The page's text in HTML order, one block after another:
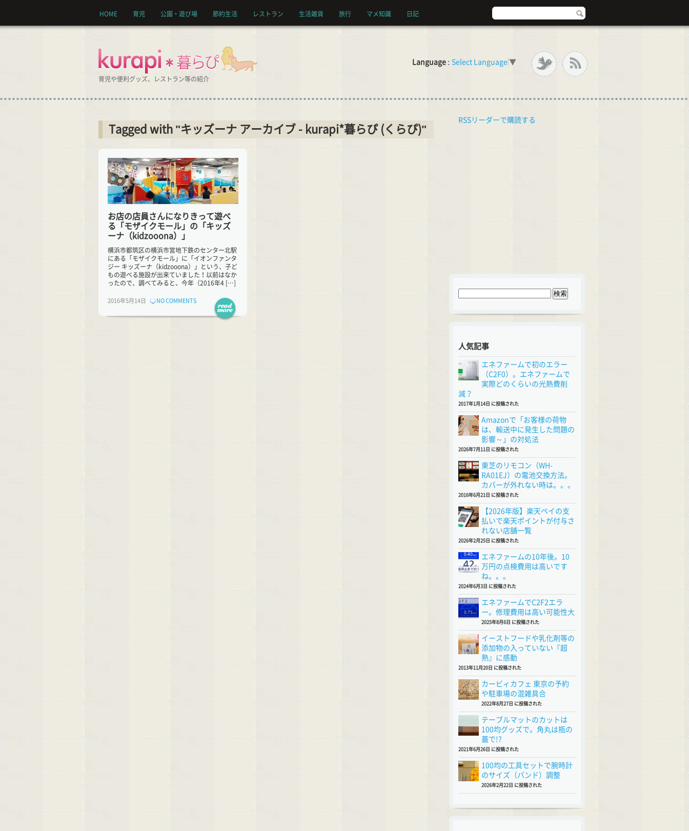
育児や便利グッズ、レストラン等の紹介
HOME 育児 公園・遊び場 節約生活 レストラン 生活雑貨 旅行 マメ知識 日記
Language : Select Language ▼
Tagged with "キッズーナ アーカイブ - kurapi*暮らぴ (くらぴ)"
お店の店員さんになりきって遊べ
る「モザイクモール」の「キッズ
ーナ（kidzooona）」
横浜市都筑区の横浜市営地下鉄のセンター北駅
にある「モザイクモール」に「イオンファンタ
ジー キッズーナ（kidzooona）」という、子ど
もの遊べる施設が出来ていました！以前はなか
ったので、調べてみると、今年（2016年4 […]
2016年5月14日 NO COMMENTS
RSSリーダーで購読する
人気記事
エネファームで初のエラー
（C2F0）。エネファームで
実際どのくらいの光熱費削
減？
2017年1月14日 に投稿された
Amazonで「お客様の荷物
は、輸送中に発生した問題の
影響～」の対処法
2026年7月11日 に投稿された
東芝のリモコン（WH-
RA01EJ）の電池交換方法。
カバーが外れない時は。。。
2016年6月21日 に投稿された
【2026年版】楽天ペイの支
払いで楽天ポイントが付与さ
れない店舗一覧
2026年2月25日 に投稿された
エネファームの10年後。10
万円の点検費用は高いです
ね。。。
2024年6月3日 に投稿された
エネファームでC2F2エラ
ー。修理費用は高い可能性大
2025年8月6日 に投稿された
イーストフードや乳化剤等の
添加物の入っていない『超
熟』に感動
2013年11月20日 に投稿された
カービィカフェ 東京の予約
や駐車場の混雑具合
2022年8月27日 に投稿された
テーブルマットのカットは
100均グッズで。角丸は瓶の
蓋で!?
2021年6月26日 に投稿された
100均の工具セットで腕時計
のサイズ（バンド）調整
2026年2月22日 に投稿された